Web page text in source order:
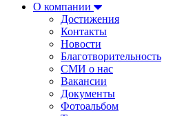
О компании
Достижения
Контакты
Новости
Благотворительность
СМИ о нас
Вакансии
Документы
Фотоальбом